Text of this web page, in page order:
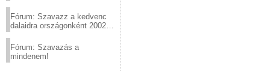
Fórum: Szavazz a kedvenc
dalaidra országonként 2002
Fórum: Szavazás a
mindenem!